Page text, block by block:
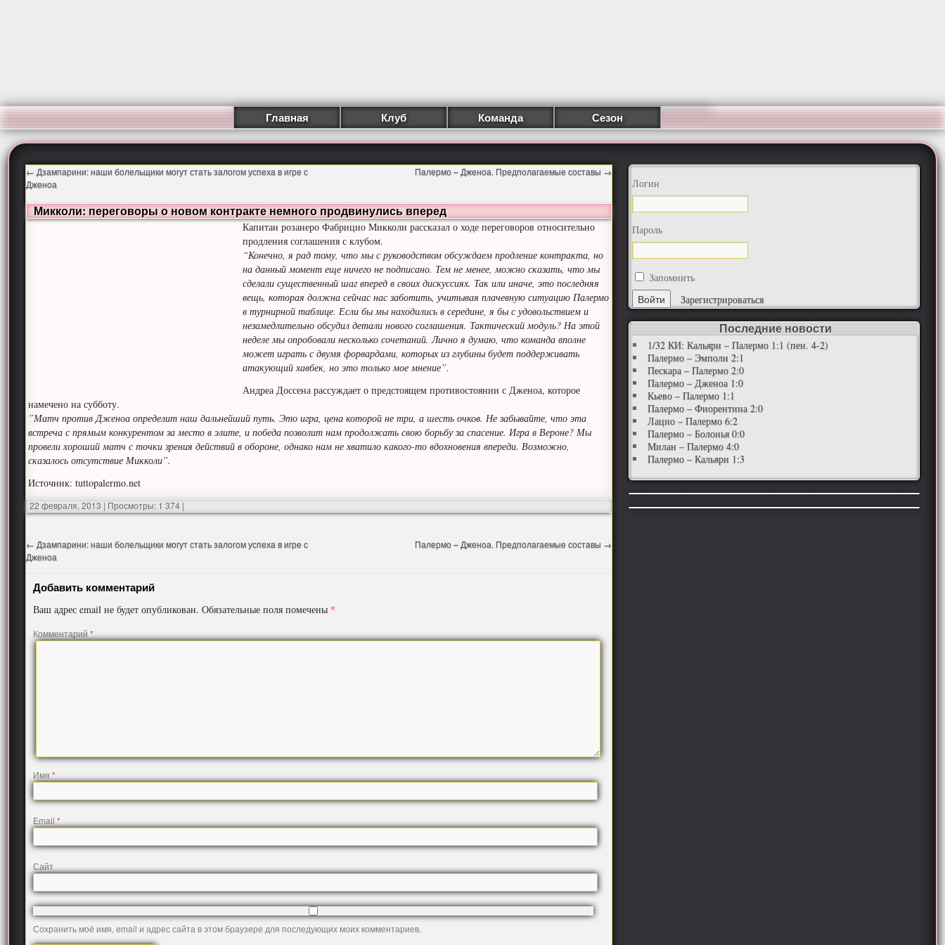
Главная Клуб Команда Сезон
← Дзампарини: наши болельщики могут стать залогом успеха в игре с
Дженоа
Палермо – Дженоа. Предполагаемые составы →
Микколи: переговоры о новом контракте немного продвинулись вперед
Капитан розанеро Фабрицио Микколи рассказал о ходе переговоров относительно
продления соглашения с клубом.
“Конечно, я рад тому, что мы с руководством обсуждаем продление контракта, но
на данный момент еще ничего не подписано. Тем не менее, можно сказать, что мы
сделали существенный шаг вперед в своих дискуссиях. Так или иначе, это последняя
вещь, которая должна сейчас нас заботить, учитывая плачевную ситуацию Палермо
в турнирной таблице. Если бы мы находились в середине, я бы с удовольствием и
незамедлительно обсудил детали нового соглашения. Тактический модуль? На этой
неделе мы опробовали несколько сочетаний. Лично я думаю, что команда вполне
может играть с двумя форвардами, которых из глубины будет поддерживать
атакующий хавбек, но это только мое мнение”.
Андреа Доссена рассуждает о предстоящем противостоянии с Дженоа, которое
намечено на субботу.
”Матч против Дженоа определит наш дальнейший путь. Это игра, цена которой не три, а шесть очков. Не забывайте, что эта
встреча с прямым конкурентом за место в элите, и победа позволит нам продолжать свою борьбу за спасение. Игра в Вероне? Мы
провели хороший матч с точки зрения действий в обороне, однако нам не хватило какого-то вдохновения впереди. Возможно,
сказалось отсутствие Микколи”.
Источник: tuttopalermo.net
22 февраля, 2013 | Просмотры: 1 374 |
← Дзампарини: наши болельщики могут стать залогом успеха в игре с
Дженоа
Палермо – Дженоа. Предполагаемые составы →
Добавить комментарий
Ваш адрес email не будет опубликован. Обязательные поля помечены *
Комментарий*
Имя*
Email*
Сайт
Сохранить моё имя, email и адрес сайта в этом браузере для последующих моих комментариев.
Логин
Пароль
Запомнить
Зарегистрироваться
Последние новости
1/32 КИ: Кальяри – Палермо 1:1 (пен. 4-2)
Палермо – Эмполи 2:1
Пескара – Палермо 2:0
Палермо – Дженоа 1:0
Кьево – Палермо 1:1
Палермо – Фиорентина 2:0
Лацио – Палермо 6:2
Палермо – Болонья 0:0
Милан – Палермо 4:0
Палермо – Кальяри 1:3